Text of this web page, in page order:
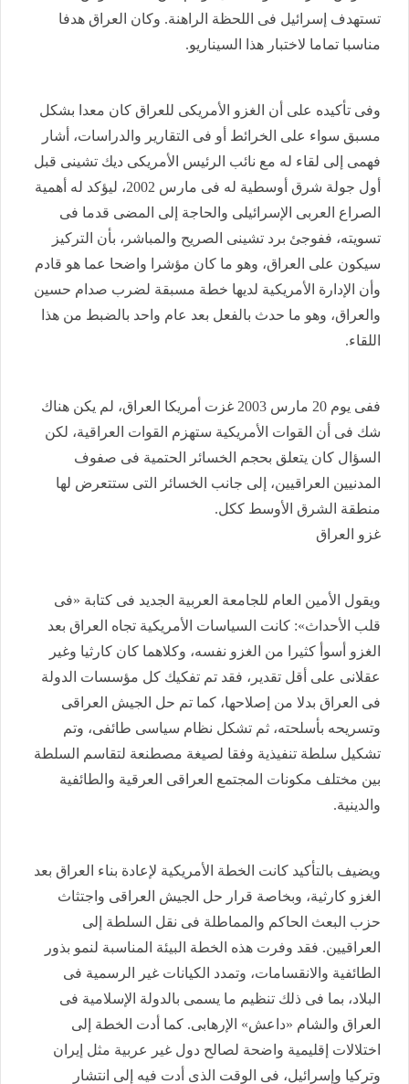
تستهدف إسرائيل فى اللحظة الراهنة. وكان العراق هدفا
مناسبا تماما لاختبار هذا السيناريو.
وفى تأكيده على أن الغزو الأمريكى للعراق كان معدا بشكل
مسبق سواء على الخرائط أو فى التقارير والدراسات، أشار
فهمى إلى لقاء له مع نائب الرئيس الأمريكى ديك تشينى قبل
أول جولة شرق أوسطية له فى مارس 2002، ليؤكد له أهمية
الصراع العربى الإسرائيلى والحاجة إلى المضى قدما فى
تسويته، ففوجئ برد تشينى الصريح والمباشر، بأن التركيز
سيكون على العراق، وهو ما كان مؤشرا واضحا عما هو قادم
وأن الإدارة الأمريكية لديها خطة مسبقة لضرب صدام حسين
والعراق، وهو ما حدث بالفعل بعد عام واحد بالضبط من هذا
اللقاء.
ففى يوم 20 مارس 2003 غزت أمريكا العراق، لم يكن هناك
شك فى أن القوات الأمريكية ستهزم القوات العراقية، لكن
السؤال كان يتعلق بحجم الخسائر الحتمية فى صفوف
المدنيين العراقيين، إلى جانب الخسائر التى ستتعرض لها
منطقة الشرق الأوسط ككل.
غزو العراق
ويقول الأمين العام للجامعة العربية الجديد فى كتابة «فى
قلب الأحداث»: كانت السياسات الأمريكية تجاه العراق بعد
الغزو أسوأ كثيرا من الغزو نفسه، وكلاهما كان كارثيا وغير
عقلانى على أقل تقدير، فقد تم تفكيك كل مؤسسات الدولة
فى العراق بدلا من إصلاحها، كما تم حل الجيش العراقى
وتسريحه بأسلحته، ثم تشكل نظام سياسى طائفى، وتم
تشكيل سلطة تنفيذية وفقا لصيغة مصطنعة لتقاسم السلطة
بين مختلف مكونات المجتمع العراقى العرقية والطائفية
والدينية.
ويضيف بالتأكيد كانت الخطة الأمريكية لإعادة بناء العراق بعد
الغزو كارثية، وبخاصة قرار حل الجيش العراقى واجتثاث
حزب البعث الحاكم والمماطلة فى نقل السلطة إلى
العراقيين. فقد وفرت هذه الخطة البيئة المناسبة لنمو بذور
الطائفية والانقسامات، وتمدد الكيانات غير الرسمية فى
البلاد، بما فى ذلك تنظيم ما يسمى بالدولة الإسلامية فى
العراق والشام «داعش» الإرهابى. كما أدت الخطة إلى
اختلالات إقليمية واضحة لصالح دول غير عربية مثل إيران
وتركيا وإسرائيل، فى الوقت الذى أدت فيه إلى انتشار